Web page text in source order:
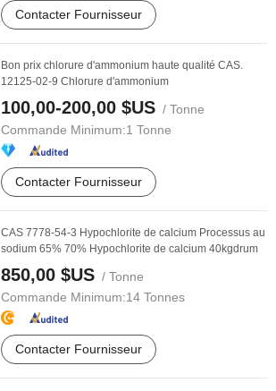
Contacter Fournisseur
Bon prix chlorure d'ammonium haute qualité CAS.
12125-02-9 Chlorure d'ammonium
100,00-200,00 $US / Tonne
Commande Minimum:1 Tonne
Contacter Fournisseur
CAS 7778-54-3 Hypochlorite de calcium Processus au
sodium 65% 70% Hypochlorite de calcium 40kgdrum
850,00 $US / Tonne
Commande Minimum:14 Tonnes
Contacter Fournisseur